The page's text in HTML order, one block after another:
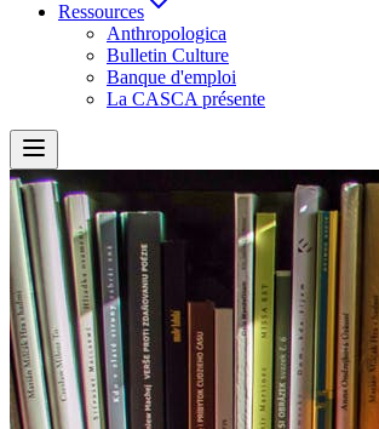
Ressources
Anthropologica
Bulletin Culture
Banque d'emploi
La CASCA présente